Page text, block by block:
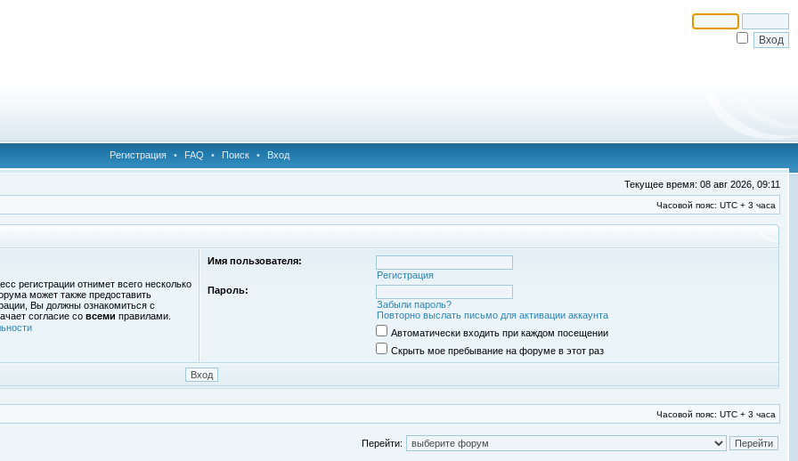
Регистрация • FAQ • Поиск • Вход
Текущее время: 08 авг 2026, 09:11
Часовой пояс: UTC + 3 часа
регистрации отнимет всего несколько
может также предоставить
Вы должны ознакомиться с
согласие со всеми правилами.
Имя пользователя:
Регистрация
Пароль:
Забыли пароль?
Повторно выслать письмо для активации аккаунта
Автоматически входить при каждом посещении
Скрыть мое пребывание на форуме в этот раз
Часовой пояс: UTC + 3 часа
Перейти: